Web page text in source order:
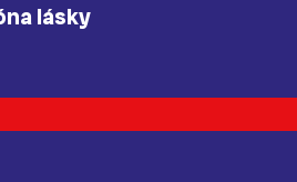
lásky